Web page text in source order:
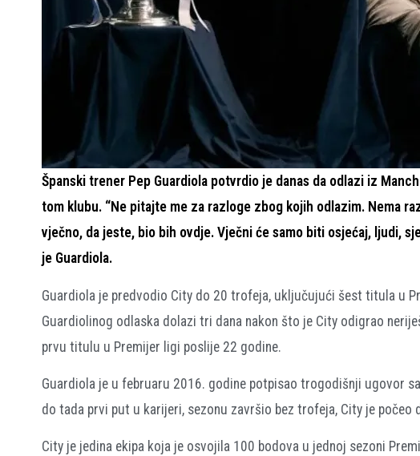
Španski trener Pep Guardiola potvrdio je danas da odlazi iz
tom klubu. “Ne pitajte me za razloge zbog kojih odlazim. Nema
vječno, da jeste, bio bih ovdje. Vječni će samo biti osjećaj, ljudi,
je Guardiola.
Guardiola je predvodio City do 20 trofeja, uključujući šest titula u
Guardiolinog odlaska dolazi tri dana nakon što je City odigrao
prvu titulu u Premijer ligi poslije 22 godine.
Guardiola je u februaru 2016. godine potpisao trogodišnji ugovor
do tada prvi put u karijeri, sezonu završio bez trofeja, City je počeo
City je jedina ekipa koja je osvojila 100 bodova u jednoj sezoni